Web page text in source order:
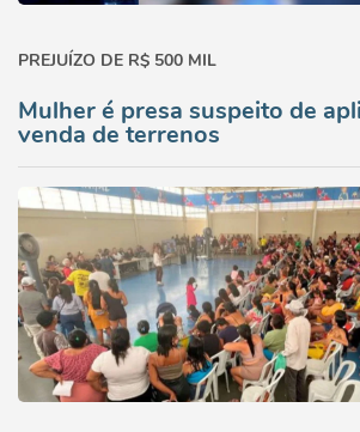
PREJUÍZO DE R$ 500 MIL
Mulher é presa suspeito de
venda de terrenos